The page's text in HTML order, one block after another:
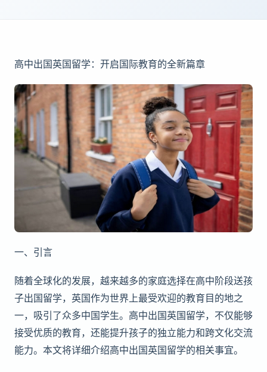
高中出国英国留学：开启国际教育的全新篇章
一、引言
随着全球化的发展，越来越多的家庭选择在高中阶段送孩
子出国留学，英国作为世界上最受欢迎的教育目的地之
一，吸引了众多中国学生。高中出国英国留学，不仅能够
接受优质的教育，还能提升孩子的独立能力和跨文化交流
能力。本文将详细介绍高中出国英国留学的相关事宜。